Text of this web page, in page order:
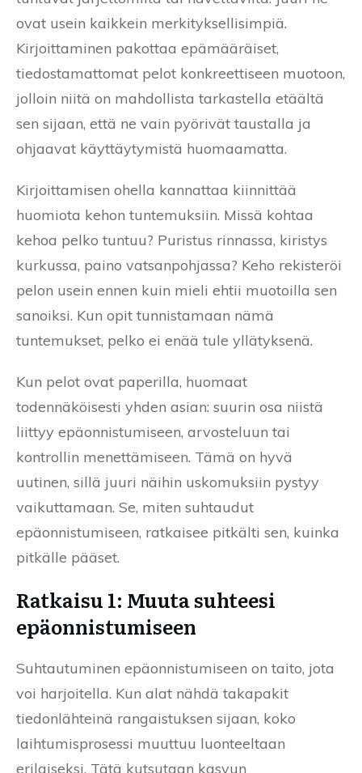
ovat usein kaikkein merkityksellisimpiä.
Kirjoittaminen pakottaa epämääräiset,
tiedostamattomat pelot konkreettiseen muotoon,
jolloin niitä on mahdollista tarkastella etäältä
sen sijaan, että ne vain pyörivät taustalla ja
ohjaavat käyttäytymistä huomaamatta.
Kirjoittamisen ohella kannattaa kiinnittää
huomiota kehon tuntemuksiin. Missä kohtaa
kehoa pelko tuntuu? Puristus rinnassa, kiristys
kurkussa, paino vatsanpohjassa? Keho rekisteröi
pelon usein ennen kuin mieli ehtii muotoilla sen
sanoiksi. Kun opit tunnistamaan nämä
tuntemukset, pelko ei enää tule yllätyksenä.
Kun pelot ovat paperilla, huomaat
todennäköisesti yhden asian: suurin osa niistä
liittyy epäonnistumiseen, arvosteluun tai
kontrollin menettämiseen. Tämä on hyvä
uutinen, sillä juuri näihin uskomuksiin pystyy
vaikuttamaan. Se, miten suhtaudut
epäonnistumiseen, ratkaisee pitkälti sen, kuinka
pitkälle pääset.
Ratkaisu 1: Muuta suhteesi
epäonnistumiseen
Suhtautuminen epäonnistumiseen on taito, jota
voi harjoitella. Kun alat nähdä takapakit
tiedonlähteinä rangaistuksen sijaan, koko
laihtumisprosessi muuttuu luonteeltaan
erilaiseksi. Tätä kutsutaan kasvun